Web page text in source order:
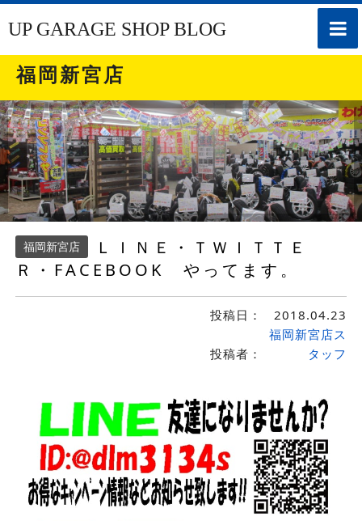
toggle
UP GARAGE SHOP BLOG
福岡新宮店
福岡新宮店
ＬＩＮＥ・ＴＷＩＴＴＥ
Ｒ・FACEBOOK やってます。
投稿日： 2018.04.23
投稿者：
福岡新宮店ス
タッフ